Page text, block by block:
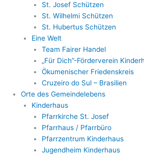
St. Josef Schützen
St. Wilhelmi Schützen
St. Hubertus Schützen
Eine Welt
Team Fairer Handel
„Für Dich”-Förderverein
Ökumenischer Friedenskreis
Cruzeiro do Sul – Brasilien
Orte des Gemeindelebens
Kinderhaus
Pfarrkirche St. Josef
Pfarrhaus / Pfarrbüro
Pfarrzentrum Kinderhaus
Jugendheim Kinderhaus